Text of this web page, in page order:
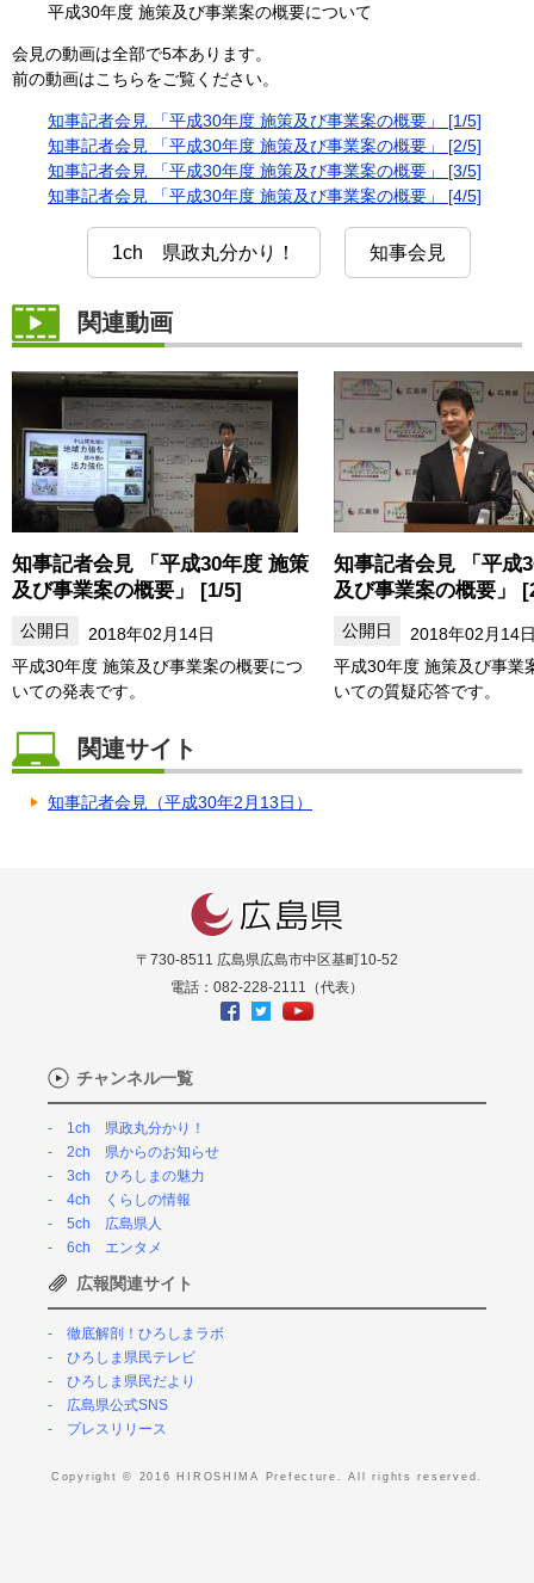
平成30年度 施策及び事業案の概要について
会見の動画は全部で5本あります。
前の動画はこちらをご覧ください。
知事記者会見 「平成30年度 施策及び事業案の概要」 [1/5]
知事記者会見 「平成30年度 施策及び事業案の概要」 [2/5]
知事記者会見 「平成30年度 施策及び事業案の概要」 [3/5]
知事記者会見 「平成30年度 施策及び事業案の概要」 [4/5]
1ch 県政丸分かり！ 知事会見
関連動画
知事記者会見 「平成30年度 施策
及び事業案の概要」 [1/5]
2018年02月14日
平成30年度 施策及び事業案の概要につ
いての発表です。
知事記者会見 「平成
及び事業案の概要」
2018年02月14
平成30年度 施策及び事業
いての質疑応答です。
関連サイト
知事記者会見（平成30年2月13日）
〒730-8511 広島県広島市中区基町10-52
電話：082-228-2111（代表）
チャンネル一覧
1ch 県政丸分かり！
2ch 県からのお知らせ
3ch ひろしまの魅力
4ch くらしの情報
5ch 広島県人
6ch エンタメ
広報関連サイト
徹底解剖！ひろしまラボ
ひろしま県民テレビ
ひろしま県民だより
広島県公式SNS
プレスリリース
Copyright © 2016 HIROSHIMA Prefecture. All rights reserved.